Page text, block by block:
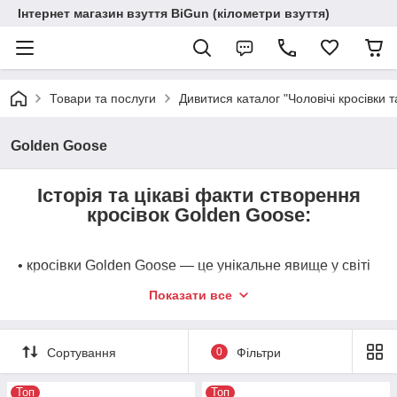
Інтернет магазин взуття BiGun (кілометри взуття)
Товари та послуги Дивитися каталог "Чоловічі кросівки
Golden Goose
Історія та цікаві факти створення
кросівок Golden Goose:
• кросівки Golden Goose — це унікальне явище у світі
зношене взуття на символ розкоші та високого
італійською якістю ручної роботи;
• бренд з'явився у 2000 році в одному з
Показати все
Сортування 0 Фільтри
Топ Топ